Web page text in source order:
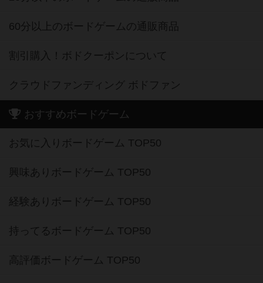
60分以上のボードゲームの通販商品
割引購入！ボドクーポンについて
クラウドファンディング ボドファン
おすすめボードゲーム
お気に入りボードゲーム TOP50
興味ありボードゲーム TOP50
経験ありボードゲーム TOP50
持ってるボードゲーム TOP50
高評価ボードゲーム TOP50